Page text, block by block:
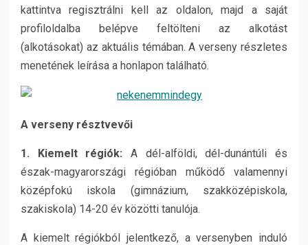
kattintva regisztrálni kell az oldalon, majd a saját
profiloldalba belépve feltölteni az alkotást
(alkotásokat) az aktuális témában. A verseny részletes
menetének leírása a honlapon található.
A verseny résztvevői
1. Kiemelt régiók: A dél-alföldi, dél-dunántúli és
észak-magyarországi régióban működő valamennyi
középfokú iskola (gimnázium, szakközépiskola,
szakiskola) 14-20 év közötti tanulója.
A kiemelt régiókból jelentkező, a versenyben induló